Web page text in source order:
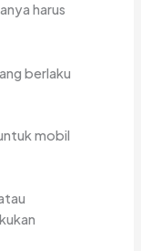
harus
berlaku
mobil